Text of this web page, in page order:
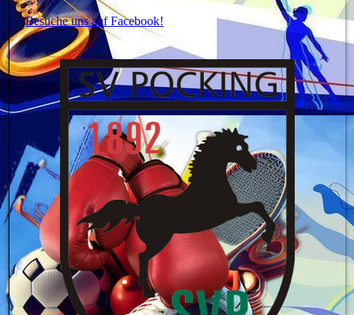
Besuche uns auf Facebook!